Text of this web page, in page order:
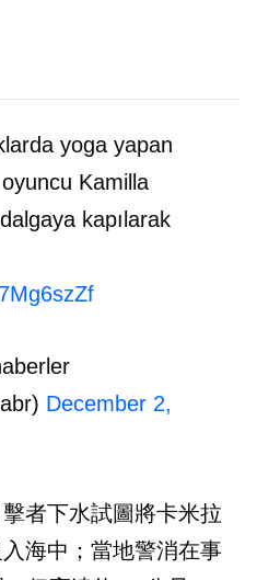
yoga yapan
Kamilla
kapılarak
December 2,
者下水試圖將卡米拉
海中；當地警消在事